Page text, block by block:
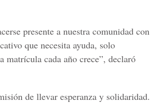
presente a nuestra comunidad con
que necesita ayuda, solo
matrícula cada año crece”, declaró
de llevar esperanza y solidaridad.